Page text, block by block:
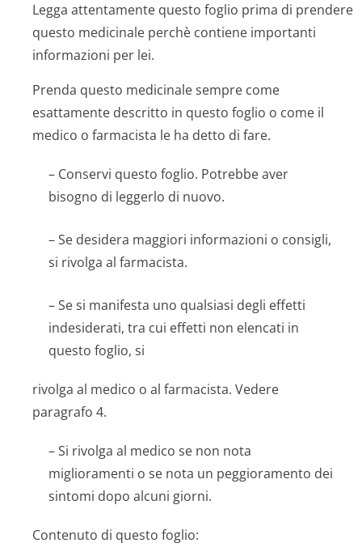
Legga attentamente questo foglio prima di prendere
questo medicinale perchè contiene importanti
informazioni per lei.
Prenda questo medicinale sempre come
esattamente descritto in questo foglio o come il
medico o farmacista le ha detto di fare.
– Conservi questo foglio. Potrebbe aver
bisogno di leggerlo di nuovo.
– Se desidera maggiori informazioni o consigli,
si rivolga al farmacista.
– Se si manifesta uno qualsiasi degli effetti
indesiderati, tra cui effetti non elencati in
questo foglio, si
rivolga al medico o al farmacista. Vedere
paragrafo 4.
– Si rivolga al medico se non nota
miglioramenti o se nota un peggioramento dei
sintomi dopo alcuni giorni.
Contenuto di questo foglio: